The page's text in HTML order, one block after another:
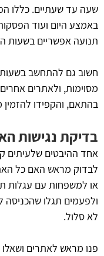
שעה עד שעתיים. כללו
באמצע היום ועוד
תנועה אפשריים בשעות
חשוב גם להתחשב בשעות
מסוימות, ולאתרים
בהתאם, והקפידו
בדיקת נגישות
אחד ההיבטים שלעיתים
לבדוק מראש האם כל
או למשפחות עם עגלות
ולפעמים תגלו
לא סלול.
פנו מראש לאתרים ושאלו